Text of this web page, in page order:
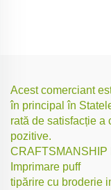
Acest comerciant
în principal în
rată de satisfacție a
pozitive.
CRAFTSMANSHIP
Imprimare puff
tipărire cu broderie